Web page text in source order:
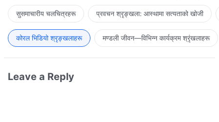
सुसमाचारीय चलचित्रहरू प्रवचन श्रृङ्खला: आस्थामा सत्यताको खोजी
कोरल भिडियो श्रृङ्खलाहरू मण्डली जीवन—विभिन्‍न कार्यक्रम श्रृंखलाहरू
Leave a Reply